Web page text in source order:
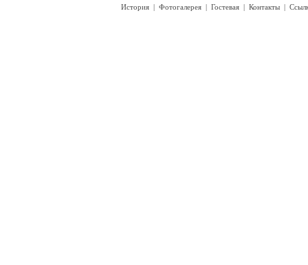
История | Фотогалерея | Гостевая | Контакты |